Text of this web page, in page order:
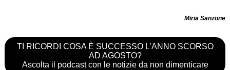
Miria Sanzone
TI RICORDI COSA È SUCCESSO L’ANNO SCORSO
AD AGOSTO?
Ascolta il podcast con le notizie da non dimenticare